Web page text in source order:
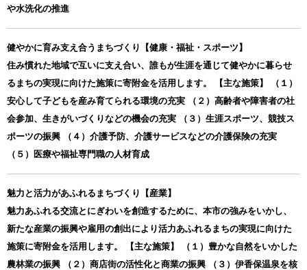
や水洗化の推進
健やかに育み支え合うまちづくり【健康・福祉・スポーツ】
住み慣れた地域で互いに支え合い、誰もが生涯を通じて健やかに暮らせ
るまちの実現に向けた施策に寄附金を活用します。 【主な施策】 （１）
安心して子どもを産み育てられる環境の充実 （２）高齢者や障害者の社
会参加、生きがいづくりなどの機会の充実 （３）生涯スポーツ、競技ス
ポーツの振興 （４）介護予防、介護サービスなどの介護保険の充実
（５）医療や福祉専門職の人材育成
魅力と活力があふれるまちづくり【産業】
魅力あふれる交流とにぎわいを創造するために、本市の強みをいかし、
新たな産業の振興や雇用の創出により活力あふれるまちの実現に向けた
施策に寄附金を活用します。 【主な施策】 （１）豊かな自然をいかした
農林業の振興 （２）商店街の活性化と商業の振興 （３）伊香保温泉を核